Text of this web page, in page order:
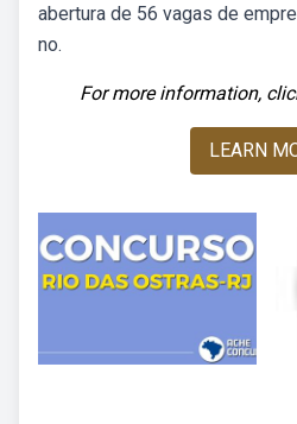
abertura de 56 vagas de
no.
For more information,
LEARN